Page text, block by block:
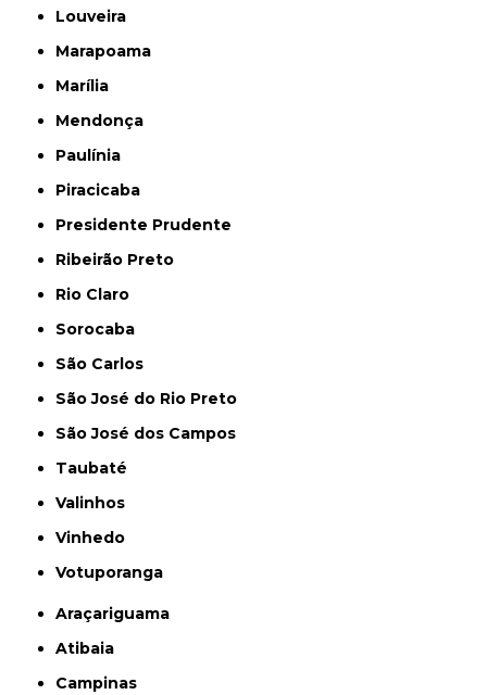
Louveira
Marapoama
Marília
Mendonça
Paulínia
Piracicaba
Presidente Prudente
Ribeirão Preto
Rio Claro
Sorocaba
São Carlos
São José do Rio Preto
São José dos Campos
Taubaté
Valinhos
Vinhedo
Votuporanga
Araçariguama
Atibaia
Campinas